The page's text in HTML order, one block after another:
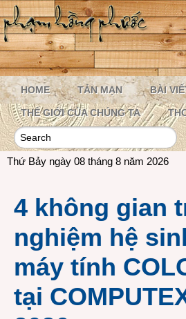
HOME TẢN MẠN BÀI
THẾ GIỚI CỦA CHÚNG TA
Thứ Bảy ngày 08 tháng 8 năm 2026
4 không gian
nghiệm hệ
máy tính
tại